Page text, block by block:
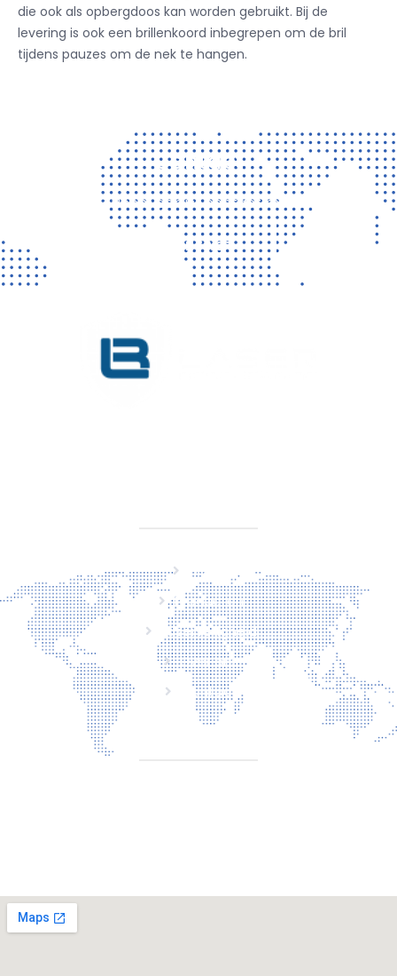
die ook als opbergdoos kan worden gebruikt. Bij de
levering is ook een brillenkoord inbegrepen om de bril
tijdens pauzes om de nek te hangen.
Contact
Vragen? Neem gerust contact met ons op!
CONTACT
Home
Producten
Laserveiligheid
Over ons
Contact